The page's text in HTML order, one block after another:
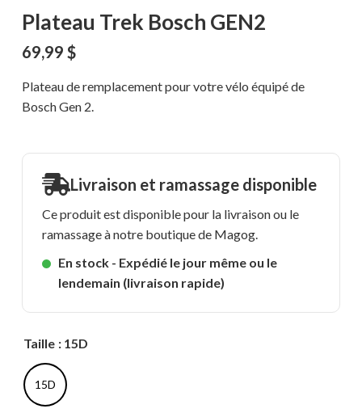
Plateau Trek Bosch GEN2
69,99 $
Plateau de remplacement pour votre vélo équipé de
Bosch Gen 2.
Livraison et ramassage disponible
Ce produit est disponible pour la livraison ou le
ramassage à notre boutique de Magog.
En stock - Expédié le jour même ou le
lendemain (livraison rapide)
Taille : 15D
15D